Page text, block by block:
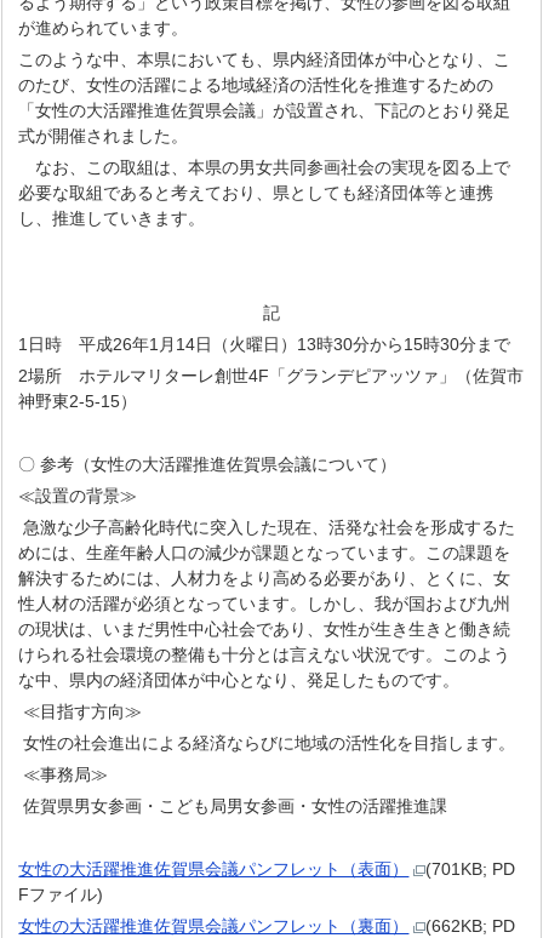
が進められています。
このような中、本県においても、県内経済団体が中心となり、こ
のたび、女性の活躍による地域経済の活性化を推進するための
「女性の大活躍推進佐賀県会議」が設置され、下記のとおり発足
式が開催されました。
なお、この取組は、本県の男女共同参画社会の実現を図る上で
必要な取組であると考えており、県としても経済団体等と連携
し、推進していきます。
記
1日時 平成26年1月14日（火曜日）13時30分から15時30分まで
2場所 ホテルマリターレ創世4F「グランデピアッツァ」（佐賀市
神野東2-5-15）
〇 参考（女性の大活躍推進佐賀県会議について）
≪設置の背景≫
急激な少子高齢化時代に突入した現在、活発な社会を形成するた
めには、生産年齢人口の減少が課題となっています。この課題を
解決するためには、人材力をより高める必要があり、とくに、女
性人材の活躍が必須となっています。しかし、我が国および九州
の現状は、いまだ男性中心社会であり、女性が生き生きと働き続
けられる社会環境の整備も十分とは言えない状況です。このよう
な中、県内の経済団体が中心となり、発足したものです。
≪目指す方向≫
女性の社会進出による経済ならびに地域の活性化を目指します。
≪事務局≫
佐賀県男女参画・こども局男女参画・女性の活躍推進課
女性の大活躍推進佐賀県会議パンフレット（表面）
(701KB; PD
Fファイル)
女性の大活躍推進佐賀県会議パンフレット（裏面）
(662KB; PD